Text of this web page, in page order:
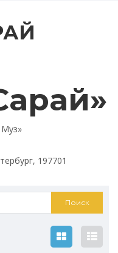
Муз»
197701